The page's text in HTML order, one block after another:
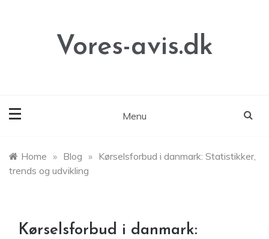
Vores-avis.dk
Menu
Home » Blog » Kørselsforbud i danmark: Statistikker,
trends og udvikling
Kørselsforbud i danmark: